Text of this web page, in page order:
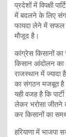
प्रदेशों में विपक्षी
में बदलने के लिए
फायदा लेने में सफल
मौजूद है।
कांग्रेस किसानों का
किसान आंदोलन का
राजस्थान में
का संगठन मजबूत है।
यही वजह है कि
लेकर भरोसा जीतने
कर किसानों का
हरियाणा में भाजपा